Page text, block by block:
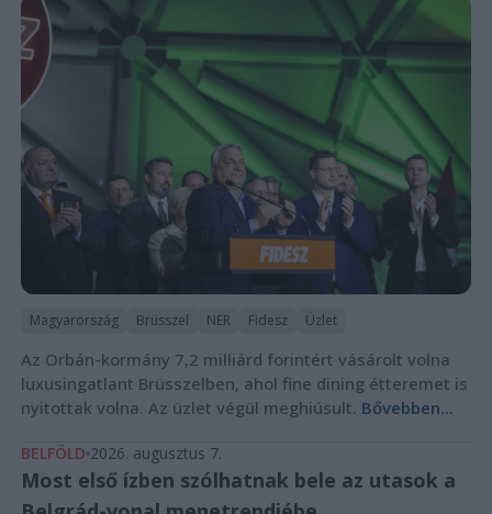
Magyarország Brüsszel NER Fidesz Üzlet
Az Orbán-kormány 7,2 milliárd forintért vásárolt volna
luxusingatlant Brüsszelben, ahol fine dining étteremet is
nyitottak volna. Az üzlet végül meghiúsult. Bővebben...
BELFÖLD 2026. augusztus 7.
Most első ízben szólhatnak bele az utasok a